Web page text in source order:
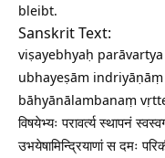
bleibt.
Sanskrit Text:
viṣayebhyaḥ
ubhayeṣām
bāhyānālambanaṃ
विषयेभ्यः परावर्त्य स्थापनं
उभयेषामिन्द्रियाणां स दमः